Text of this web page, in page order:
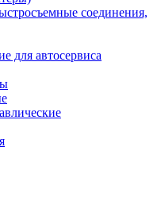
соединения,
для автосервиса